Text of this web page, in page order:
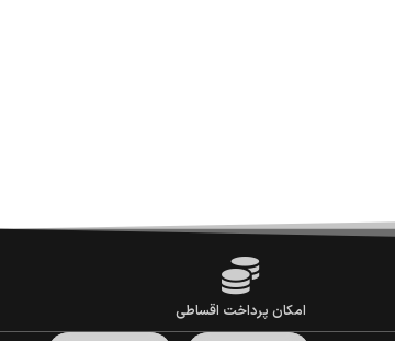
امکان پرداخت اقساطی